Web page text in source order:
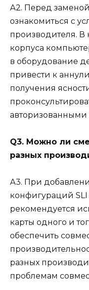
А2. Перед
ознакомиться с
производителя. В
корпуса
в оборудование
привести к
получения
Q3. Можно ли
разных
А3. При
конфигураций
рекомендуется
карты одного и
обеспечить
разных
проблемам